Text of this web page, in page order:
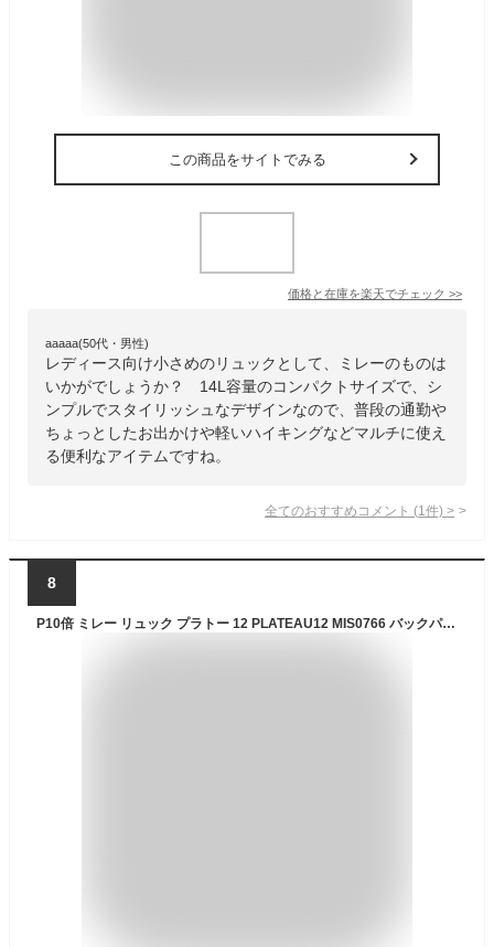
この商品をサイトでみる
価格と在庫を楽天でチェック >>
aaaaa(50代・男性)
レディース向け小さめのリュックとして、ミレーのものは
いかがでしょうか？ 14L容量のコンパクトサイズで、シ
ンプルでスタイリッシュなデザインなので、普段の通勤や
ちょっとしたお出かけや軽いハイキングなどマルチに使え
る便利なアイテムですね。
全てのおすすめコメント (1 件) >
8
P10倍 ミレー リュック プラトー 12 PLATEAU12 MIS0766 バックパック デイパック 12L 小型 旅行 ハイキング 日常使い レディース MILLET 正規販売店